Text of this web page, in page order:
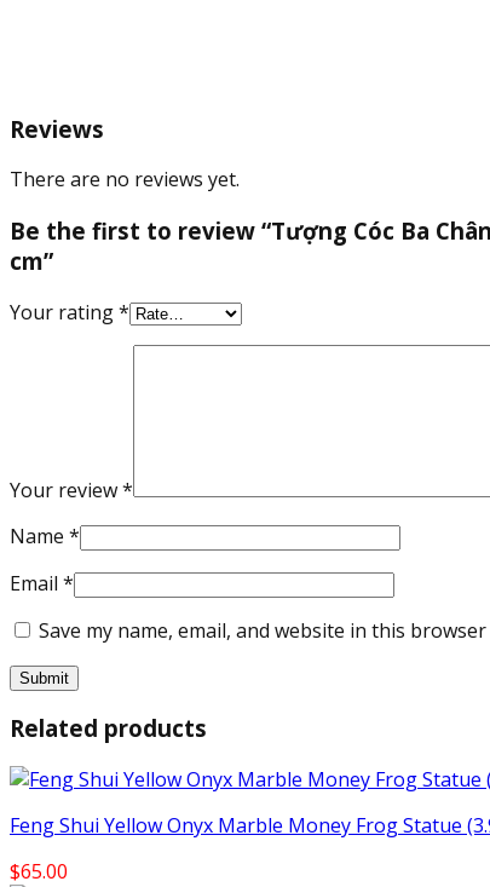
Reviews
There are no reviews yet.
Be the first to review “Tượng Cóc Ba
cm”
Your rating*
Your review*
Name *
Email *
Save my name, email, and website in this
Related products
Feng Shui Yellow Onyx Marble Money Frog Statue
$65.00